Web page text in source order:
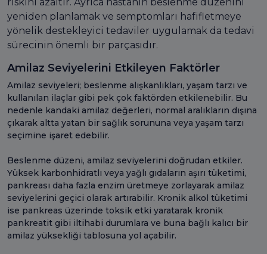
yeniden planlamak ve semptomları hafifletmeye
yönelik destekleyici tedaviler uygulamak da tedavi
sürecinin önemli bir parçasıdır.
Amilaz Seviyelerini Etkileyen Faktörler
Amilaz seviyeleri; beslenme alışkanlıkları, yaşam tarzı ve
kullanılan ilaçlar gibi pek çok faktörden etkilenebilir. Bu
nedenle kandaki amilaz değerleri, normal aralıkların dışına
çıkarak altta yatan bir sağlık sorununa veya yaşam tarzı
seçimine işaret edebilir.
Beslenme düzeni, amilaz seviyelerini doğrudan etkiler.
Yüksek karbonhidratlı veya yağlı gıdaların aşırı tüketimi,
pankreası daha fazla enzim üretmeye zorlayarak amilaz
seviyelerini geçici olarak artırabilir. Kronik alkol tüketimi
ise pankreas üzerinde toksik etki yaratarak kronik
pankreatit gibi iltihabi durumlara ve buna bağlı kalıcı bir
amilaz yüksekliği tablosuna yol açabilir.